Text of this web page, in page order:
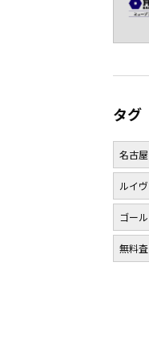
タグ
名古屋
ルイ
ゴー
無料